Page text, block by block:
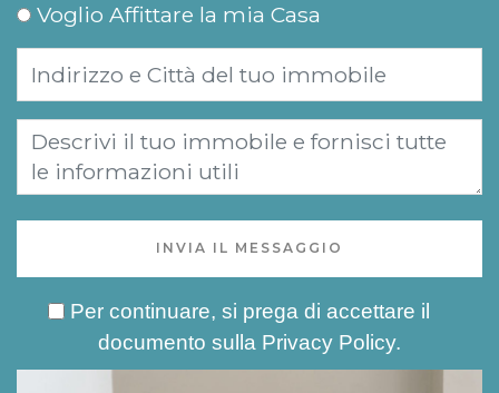
Voglio Affittare la mia Casa
INVIA IL MESSAGGIO
Per continuare, si prega di accettare il
documento sulla Privacy Policy.